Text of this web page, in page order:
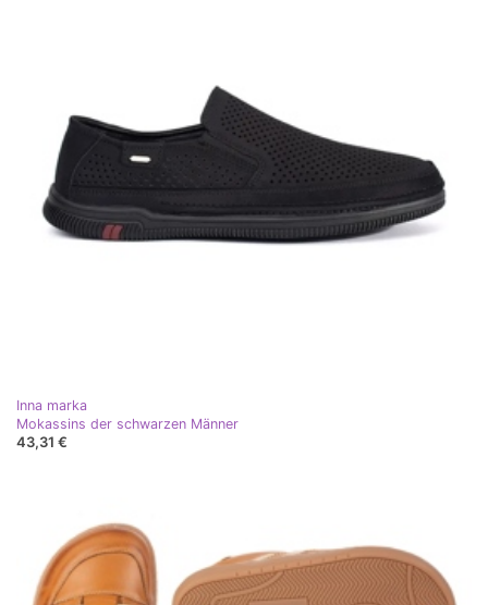
Inna marka
Mokassins der schwarzen Männer
43,31 €